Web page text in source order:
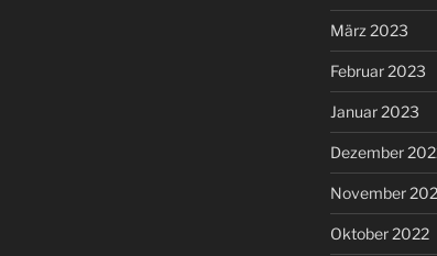
März 2023
Februar 2023
Januar 2023
Dezember
November
Oktober 2022